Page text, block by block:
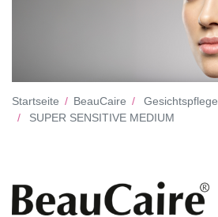
Startseite BeauCaire
Gesichtspflege
SUPER SENSITIVE MEDIUM